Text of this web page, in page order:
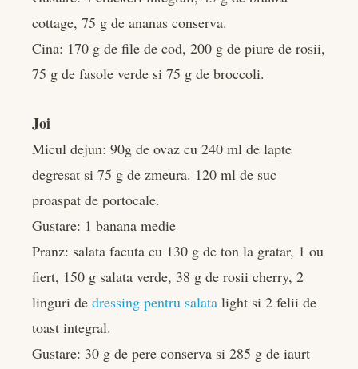
cottage, 75 g de ananas conserva.
Cina: 170 g de file de cod, 200 g de piure de rosii,
75 g de fasole verde si 75 g de broccoli.
Joi
Micul dejun: 90g de ovaz cu 240 ml de lapte
degresat si 75 g de zmeura. 120 ml de suc
proaspat de portocale.
Gustare: 1 banana medie
Pranz: salata facuta cu 130 g de ton la gratar, 1 ou
fiert, 150 g salata verde, 38 g de rosii cherry, 2
linguri de dressing pentru salata light si 2 felii de
toast integral.
Gustare: 30 g de pere conserva si 285 g de iaurt